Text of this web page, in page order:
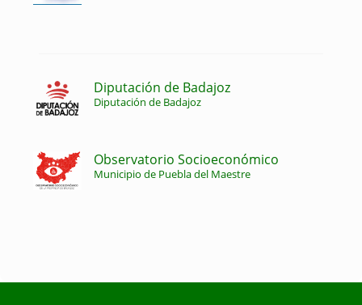
Diputación de Badajoz
Diputación de Badajoz
Observatorio Socioeconómico
Municipio de Puebla del Maestre